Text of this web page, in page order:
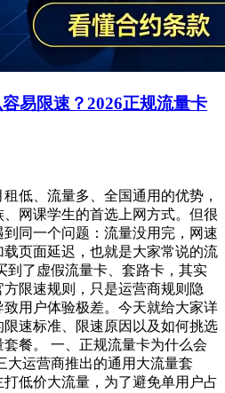
易限速？2026正规流量卡
低、流量多、全国通用的优势，
网课学生的首选上网方式。但很
同一个问题：流量没用完，网速
页面延迟，也就是大家常说的流
到了虚假流量卡、套路卡，其实
限速规则，只是运营商规则隐
用户体验极差。今天就给大家详
速标准、限速原因以及如何挑选
餐。 一、正规流量卡为什么会
大运营商推出的通用大流量套
低价大流量，为了避免单用户占